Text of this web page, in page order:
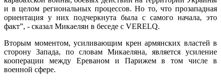
и в целом региональных процессов. Но то, что прозападная
ориентация у них подчеркнута была с самого начала, это
факт”, - сказал Микаелян в беседе с VERELQ.
Вторым моментом, усиливающим крен армянских властей в
сторону Запада, по словам Микаеляна, является усиление
кооперации между Ереваном и Парижем в том числе в
военной сфере.